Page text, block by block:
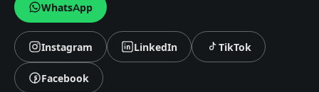
WhatsApp
Síguenos en
Instagram Síguenos en
LinkedIn Síguenos en
TikTok
Síguenos en
Facebook